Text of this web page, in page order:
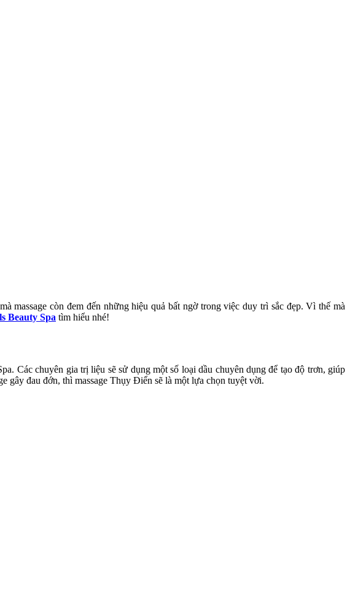
massage còn đem đến những hiệu quả bất ngờ trong việc duy trì sắc đẹp. Vì thế mà
Beauty Spa tìm hiểu nhé!
Các chuyên gia trị liệu sẽ sử dụng một số loại dầu chuyên dụng để tạo độ trơn, giúp
gây đau đớn, thì massage Thụy Điển sẽ là một lựa chọn tuyệt vời.